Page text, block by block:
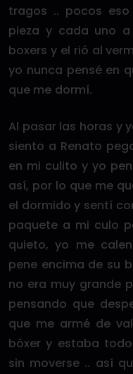
tragos .. pocos
pieza y cada uno
boxers y el rió al
yo nunca pensé en
que me dormí.
Al pasar las horas y
siento a Renato
en mi culito y yo
así, por lo que me
el dormido y sentí
paquete a mi culo
quieto, yo me
pene encima de su
no era muy grande
pensando que
que me armé de
bóxer y estaba
sin moverse .. así